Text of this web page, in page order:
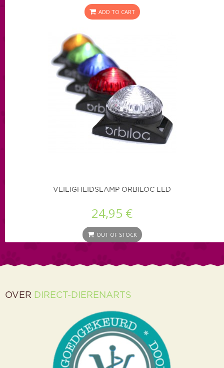
ADD TO CART
VEILIGHEIDSLAMP ORBILOC LED
24,95 €
OUT OF STOCK
OVER DIRECT-DIERENARTS